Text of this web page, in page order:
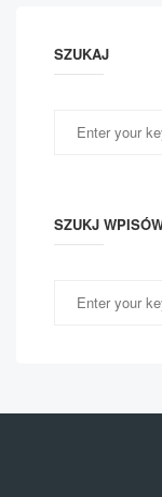
SZUKAJ
SZUKJ